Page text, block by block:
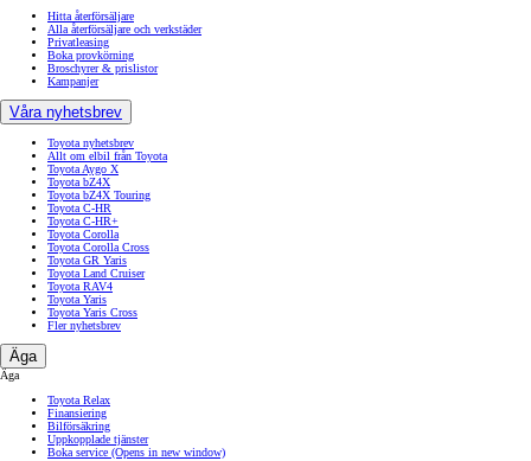
Hitta återförsäljare
Alla återförsäljare och verkstäder
Privatleasing
Boka provkörning
Broschyrer & prislistor
Kampanjer
Våra nyhetsbrev
Toyota nyhetsbrev
Allt om elbil från Toyota
Toyota Aygo X
Toyota bZ4X
Toyota bZ4X Touring
Toyota C-HR
Toyota C-HR+
Toyota Corolla
Toyota Corolla Cross
Toyota GR Yaris
Toyota Land Cruiser
Toyota RAV4
Toyota Yaris
Toyota Yaris Cross
Fler nyhetsbrev
Äga
Äga
Toyota Relax
Finansiering
Bilförsäkring
Uppkopplade tjänster
Boka service (Opens in new window)